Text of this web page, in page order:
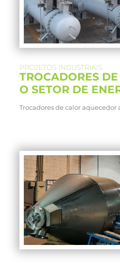
PROJETOS INDUSTRIAIS
TROCADORES
O SETOR DE
Trocadores de calor aquecedor